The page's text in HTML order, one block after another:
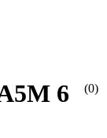
(0)
6